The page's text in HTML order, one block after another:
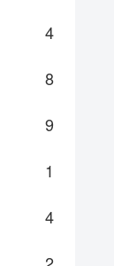
4
8
9
1
4